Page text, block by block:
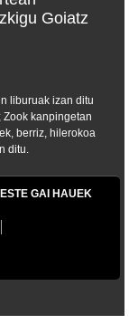
Goiatz
liburuak izan ditu
Zook kanpingetan
ek, berriz, hilerokoa
ditu.
GAI HAUEK